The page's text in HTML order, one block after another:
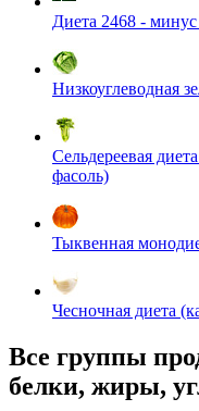
Диета 2468 -
Низкоуглеводная
Сельдереевая
фасоль)
Тыквенная
Чесночная диета
Все группы
белки, жиры,